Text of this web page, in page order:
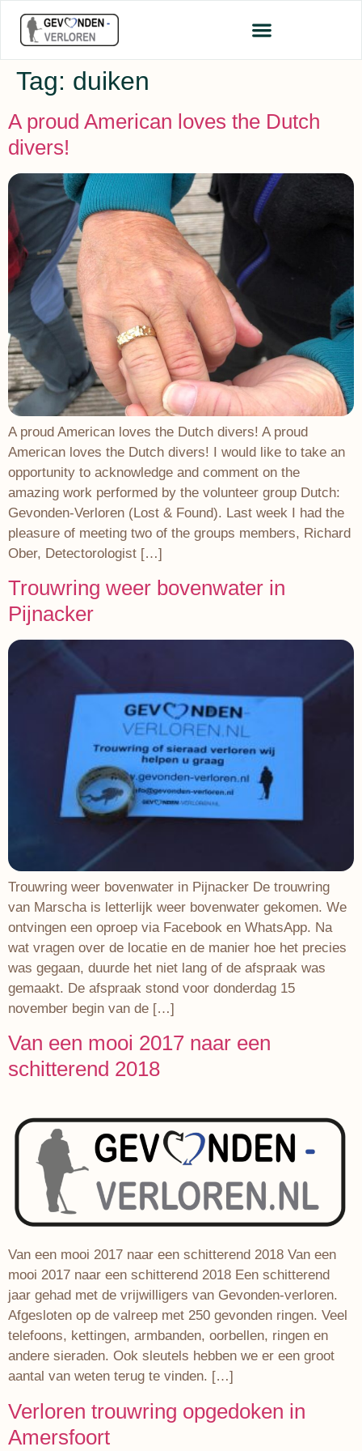
Tag: duiken
A proud American loves the Dutch
divers!
A proud American loves the Dutch divers! A proud
American loves the Dutch divers! I would like to take an
opportunity to acknowledge and comment on the
amazing work performed by the volunteer group Dutch:
Gevonden-Verloren (Lost & Found). Last week I had the
pleasure of meeting two of the groups members, Richard
Ober, Detectorologist […]
Trouwring weer bovenwater in
Pijnacker
Trouwring weer bovenwater in Pijnacker De trouwring
van Marscha is letterlijk weer bovenwater gekomen. We
ontvingen een oproep via Facebook en WhatsApp. Na
wat vragen over de locatie en de manier hoe het precies
was gegaan, duurde het niet lang of de afspraak was
gemaakt. De afspraak stond voor donderdag 15
november begin van de […]
Van een mooi 2017 naar een
schitterend 2018
Van een mooi 2017 naar een schitterend 2018 Van een
mooi 2017 naar een schitterend 2018 Een schitterend
jaar gehad met de vrijwilligers van Gevonden-verloren.
Afgesloten op de valreep met 250 gevonden ringen. Veel
telefoons, kettingen, armbanden, oorbellen, ringen en
andere sieraden. Ook sleutels hebben we er een groot
aantal van weten terug te vinden. […]
Verloren trouwring opgedoken in
Amersfoort